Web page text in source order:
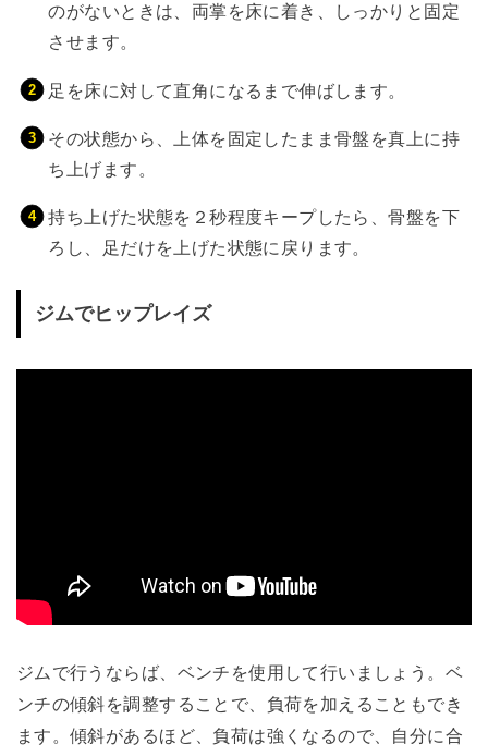
のがないときは、両掌を床に着き、しっかりと固定
させます。
足を床に対して直角になるまで伸ばします。
その状態から、上体を固定したまま骨盤を真上に持
ち上げます。
持ち上げた状態を２秒程度キープしたら、骨盤を下
ろし、足だけを上げた状態に戻ります。
ジムでヒップレイズ
ジムで行うならば、ベンチを使用して行いましょう。ベ
ンチの傾斜を調整することで、負荷を加えることもでき
ます。傾斜があるほど、負荷は強くなるので、自分に合